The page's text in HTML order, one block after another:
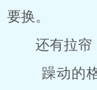
要换。
还有拉帘，
躁动的格